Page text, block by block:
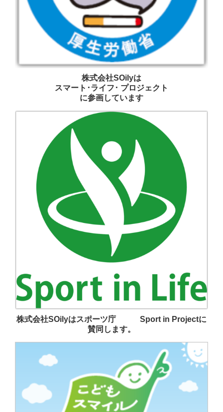
株式会社SOilyは
スマート･ライフ･ プロジェクト
に参画しています
株式会社SOilyはスポーツ庁 Sport in Projectに
賛同します。